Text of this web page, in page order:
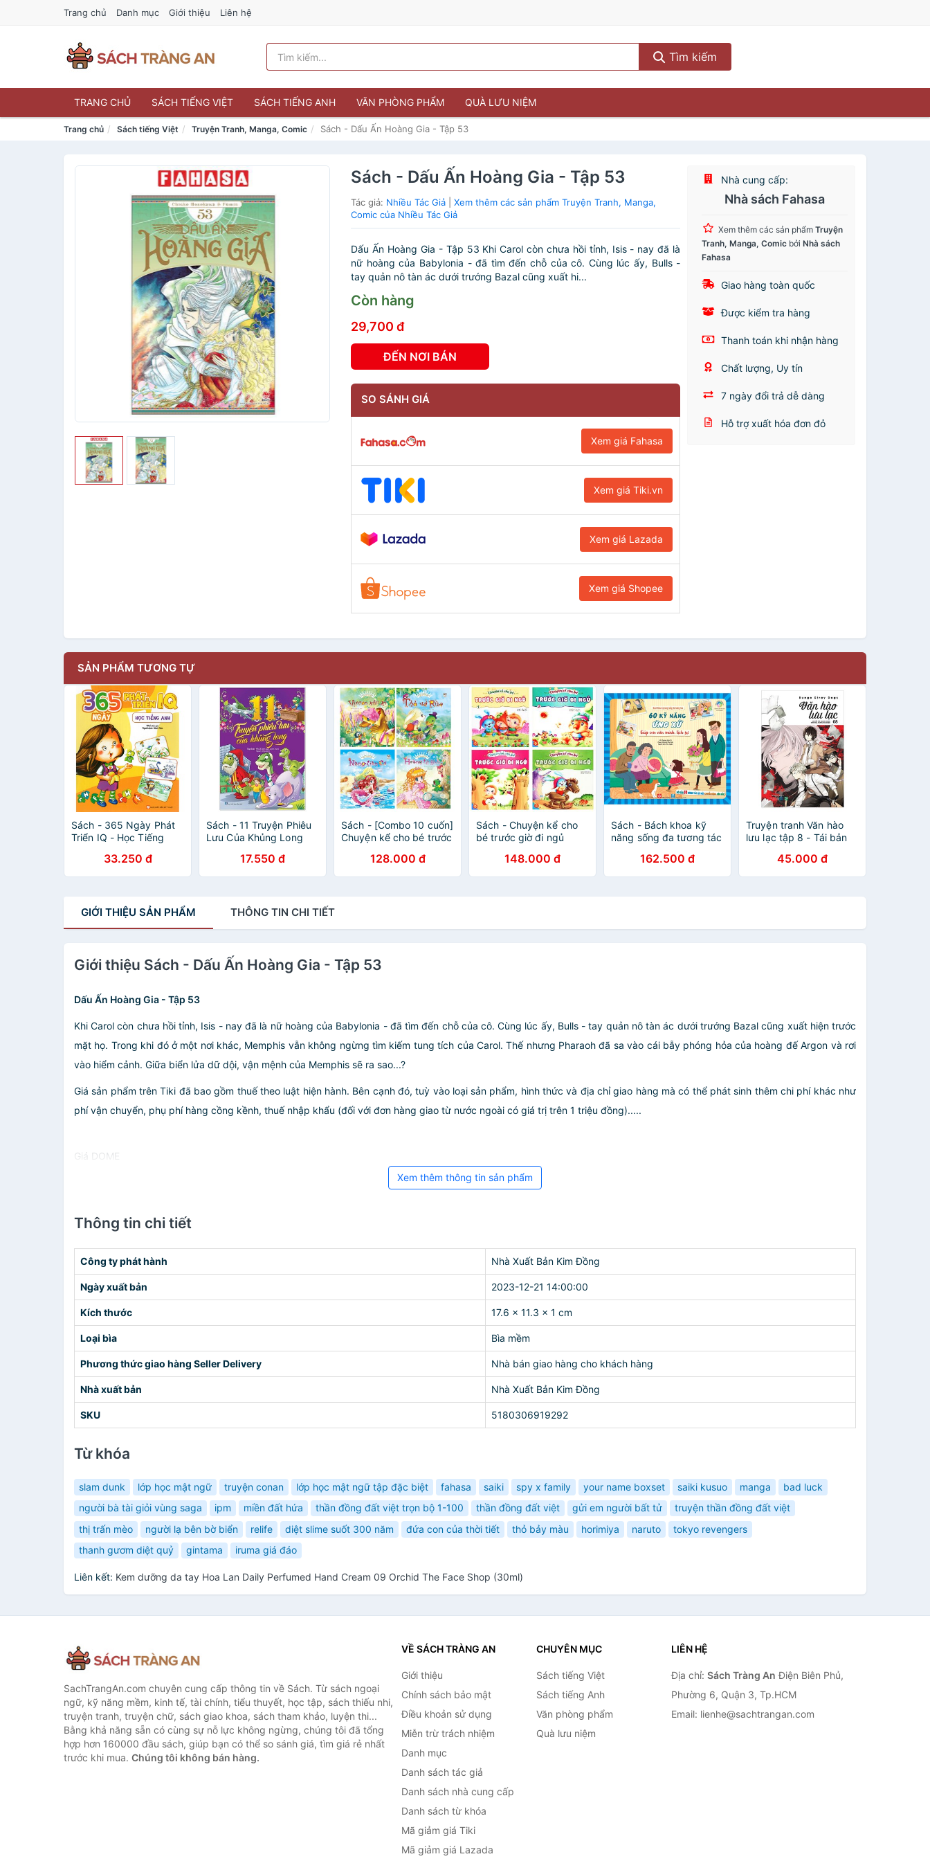
Trang chủ Danh mục Giới thiệu Liên hệ
Tìm kiếm
TRANG CHỦ SÁCH TIẾNG VIỆT SÁCH TIẾNG ANH VĂN PHÒNG PHẨM QUÀ LƯU NIỆM
Trang chủ Sách tiếng Việt Truyện Tranh, Manga, Comic Sách - Dấu Ấn Hoàng Gia - Tập 53
Sách - Dấu Ấn Hoàng Gia - Tập 53
Tác giả: Nhiều Tác Giả |Xem thêm các sản phẩm Truyện Tranh, Manga,
Comic của Nhiều Tác Giả
Dấu Ấn Hoàng Gia - Tập 53 Khi Carol còn chưa hồi tỉnh, Isis - nay đã là
nữ hoàng của Babylonia - đã tìm đến chỗ của cô. Cùng lúc ấy, Bulls -
tay quản nô tàn ác dưới trướng Bazal cũng xuất hi...
Còn hàng
29,700 đ
ĐẾN NƠI BÁN
SO SÁNH GIÁ
Xem giá Fahasa
Xem giá Tiki.vn
Xem giá Lazada
Xem giá Shopee
Nhà cung cấp:
Nhà sách Fahasa
Xem thêm các sản phẩmTruyện
Tranh, Manga, Comic bởiNhà sách
Fahasa
Giao hàng toàn quốc
Được kiểm tra hàng
Thanh toán khi nhận hàng
Chất lượng, Uy tín
7 ngày đổi trả dễ dàng
Hỗ trợ xuất hóa đơn đỏ
SẢN PHẨM TƯƠNG TỰ
Sách - 365 Ngày Phát
Triển IQ - Học Tiếng
33.250 đ
Sách - 11 Truyện Phiêu
Lưu Của Khủng Long
17.550 đ
Sách - [Combo 10 cuốn]
Chuyện kể cho bé trước
ngày xưa128.000 đ
Sách - Chuyện kể cho
bé trước giờ đi ngủ
148.000 đ
Sách - Bách khoa kỹ
năng sống đa tương tác
giúp con văn minh, lịch
sự
162.500 đ
Truyện tranh Văn hào
lưu lạc tập 8 - Tái bản
45.000 đ
GIỚI THIỆU SẢN PHẨM THÔNG TIN CHI TIẾT
Giới thiệu Sách - Dấu Ấn Hoàng Gia - Tập 53
Dấu Ấn Hoàng Gia - Tập 53
Khi Carol còn chưa hồi tỉnh, Isis - nay đã là nữ hoàng của Babylonia - đã tìm đến chỗ của cô. Cùng lúc ấy, Bulls - tay quản nô tàn ác dưới trướng Bazal cũng xuất hiện trước
mặt họ. Trong khi đó ở một nơi khác, Memphis vẫn không ngừng tìm kiếm tung tích của Carol. Thế nhưng Pharaoh đã sa vào cái bẫy phóng hỏa của hoàng đế Argon và rơi
vào hiểm cảnh. Giữa biển lửa dữ dội, vận mệnh của Memphis sẽ ra sao...?
Giá sản phẩm trên Tiki đã bao gồm thuế theo luật hiện hành. Bên cạnh đó, tuỳ vào loại sản phẩm, hình thức và địa chỉ giao hàng mà có thể phát sinh thêm chi phí khác như
phí vận chuyển, phụ phí hàng cồng kềnh, thuế nhập khẩu (đối với đơn hàng giao từ nước ngoài có giá trị trên 1 triệu đồng).....
Giá DOME
Xem thêm thông tin sản phẩm
Thông tin chi tiết
Công ty phát hành Nhà Xuất Bản Kim Đồng
Ngày xuất bản 2023-12-21 14:00:00
Kích thước 17.6 x 11.3 x 1 cm
Loại bìa Bìa mềm
Phương thức giao hàng Seller Delivery Nhà bán giao hàng cho khách hàng
Nhà xuất bản Nhà Xuất Bản Kim Đồng
SKU 5180306919292
Từ khóa
slam dunk lớp học mật ngữ truyện conan lớp học mật ngữ tập đặc biệt fahasa saiki spy x family your name boxset saiki kusuo manga
bad luck
người bà tài giỏi vùng saga
ipm miền đất hứa thần đồng đất việt trọn bộ 1-100 thần đồng đất việt gửi em người bất tử
truyện thần đồng đất việt
thị trấn mèo
người lạ bên bờ biển relife diệt slime suốt 300 năm đứa con của thời tiết thỏ bảy màu horimiya naruto
tokyo revengers
thanh gươm diệt quỷ
gintama iruma giá đáo
Liên kết: Kem dưỡng da tay Hoa Lan Daily Perfumed Hand Cream 09 Orchid The Face Shop (30ml)
SachTrangAn.com chuyên cung cấp thông tin về Sách. Từ sách ngoại
ngữ, kỹ năng mềm, kinh tế, tài chính, tiểu thuyết, học tập, sách thiếu nhi,
truyện tranh, truyện chữ, sách giao khoa, sách tham khảo, luyện thi...
Bằng khả năng sẵn có cùng sự nỗ lực không ngừng, chúng tôi đã tổng
hợp hơn 160000 đầu sách, giúp bạn có thể so sánh giá, tìm giá rẻ nhất
trước khi mua. Chúng tôi không bán hàng.
VỀ SÁCH TRÀNG AN
Giới thiệu
Chính sách bảo mật
Điều khoản sử dụng
Miễn trừ trách nhiệm
Danh mục
Danh sách tác giả
Danh sách nhà cung cấp
Danh sách từ khóa
Mã giảm giá Tiki
Mã giảm giá Lazada
CHUYÊN MỤC
Sách tiếng Việt
Sách tiếng Anh
Văn phòng phẩm
Quà lưu niệm
LIÊN HỆ
Địa chỉ: Sách Tràng An Điện Biên Phủ,
Phường 6, Quận 3, Tp.HCM
Email: lienhe@sachtrangan.com